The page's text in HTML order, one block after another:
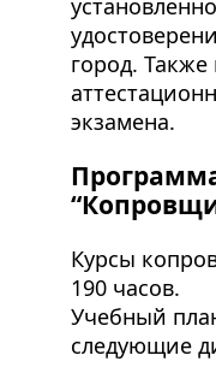
город.
экзамена.
Курсы
190 часов.
Учебный
следующие